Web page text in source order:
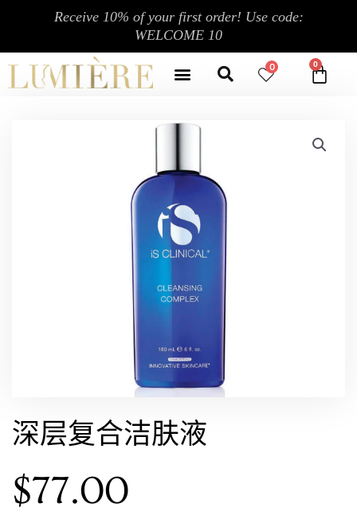
Receive 10% of your first order! Use code:
WELCOME 10
MenuSearch
0
深层复合洁肤液
$77.00